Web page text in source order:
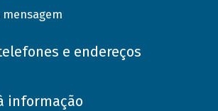
mensagem
e endereços
informação